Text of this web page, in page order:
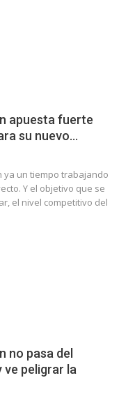
apuesta fuerte
su nuevo…
ya un tiempo trabajando
Y el objetivo que se
el nivel competitivo del
no pasa del
ve peligrar la